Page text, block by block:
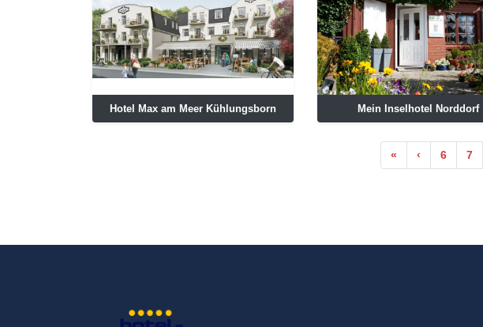
Hotel Max am Meer Kühlungsborn Mein Inselhotel Norddorf
«Anfang
‹Vorherige
6 7